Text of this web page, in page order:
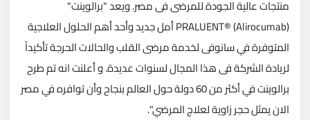
منتجات عالية الجودة للمرضى فى مصر. ويعد "برالوينت"
(PRALUENT® (Alirocumab أمل جديد وأحد أهم الحلول العلاجية
المتوفرة في سانوفى لخدمة مرضى القلب والحالات الحرجة تأكيداً
لريادة الشركة فى هذا المجال لسنوات عديدة. و أعلنت انه تم طرح
برالوينت في أكثر من 60 دولة حول العالم بنجاح وأن توافره في مصر
الان يمثل حجر زاوية لعلاج المرضي".